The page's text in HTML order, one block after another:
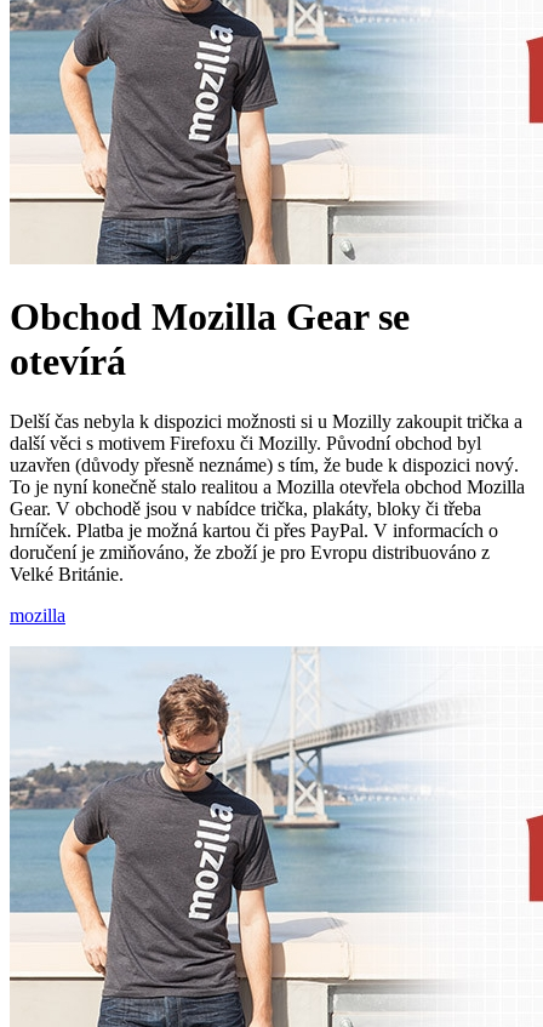
Obchod Mozilla Gear se
otevírá
Delší čas nebyla k dispozici možnosti si u Mozilly zakoupit trička a
další věci s motivem Firefoxu či Mozilly. Původní obchod byl
uzavřen (důvody přesně neznáme) s tím, že bude k dispozici nový.
To je nyní konečně stalo realitou a Mozilla otevřela obchod Mozilla
Gear. V obchodě jsou v nabídce trička, plakáty, bloky či třeba
hrníček. Platba je možná kartou či přes PayPal. V informacích o
doručení je zmiňováno, že zboží je pro Evropu distribuováno z
Velké Británie.
mozilla